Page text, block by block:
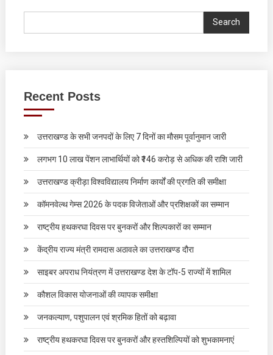
Search
Recent Posts
उत्तराखण्ड के सभी जनपदों के लिए 7 दिनों का मौसम पूर्वानुमान जारी
लगभग 10 लाख पेंशन लाभार्थियों को ₹146 करोड़ से अधिक की राशि जारी
उत्तराखण्ड क्रीड़ा विश्वविद्यालय निर्माण कार्यों की प्रगति की समीक्षा
कॉमनवेल्थ गेम्स 2026 के पदक विजेताओं और प्रशिक्षकों का सम्मान
राष्ट्रीय हथकरघा दिवस पर बुनकरों और शिल्पकारों का सम्मान
केंद्रीय राज्य मंत्री रामदास अठावले का उत्तराखण्ड दौरा
साइबर अपराध नियंत्रण में उत्तराखण्ड देश के टॉप-5 राज्यों में शामिल
कौशल विकास योजनाओं की व्यापक समीक्षा
जनकल्याण, पशुपालन एवं श्रमिक हितों को बढ़ावा
राष्ट्रीय हथकरघा दिवस पर बुनकरों और हस्तशिल्पियों को शुभकामनाएं